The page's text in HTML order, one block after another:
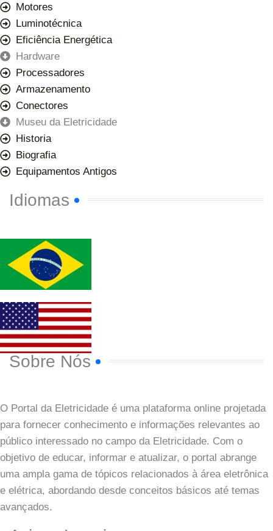
Motores
Luminotécnica
Eficiência Energética
Hardware
Processadores
Armazenamento
Conectores
Museu da Eletricidade
Historia
Biografia
Equipamentos Antigos
Idiomas
Sobre Nós
O Portal da Eletricidade é uma plataforma online projetada
para fornecer conhecimento e informações relevantes ao
público interessado no campo da Eletricidade. Com o
objetivo de educar, informar e atualizar, o portal abrange
uma ampla gama de tópicos relacionados à área eletrônica
e elétrica, abordando desde conceitos básicos até temas
avançados.